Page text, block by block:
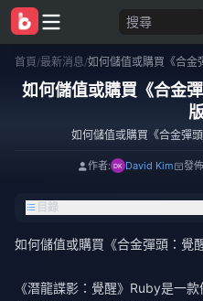
搜尋
首頁/最新消息/
如何儲值或購買《合金
如何儲值或購買《合金彈
作者: David Kim 發
目錄
如何儲值或購買《合金彈頭：覺
《潛龍諜影：覺醒》Ruby是一